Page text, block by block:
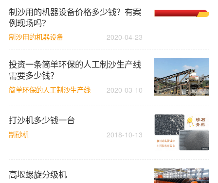
制沙用的机器设备价格多少钱？有案
例现场吗？
制沙用的机器设备 2020-04-23
投资一条简单环保的人工制沙生产线
需要多少钱？
简单环保的人工制沙生产线 2020-03-10
打沙机多少钱一台
制砂机 2018-10-13
高堰螺旋分级机